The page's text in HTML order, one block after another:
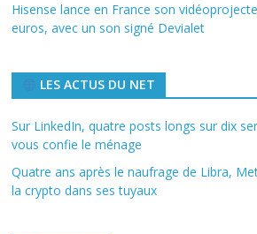
Hisense lance en France son
euros, avec un son signé Devialet
LES ACTUS DU NET
Sur LinkedIn, quatre posts longs sur dix
vous confie le ménage
Quatre ans après le naufrage de Libra,
la crypto dans ses tuyaux